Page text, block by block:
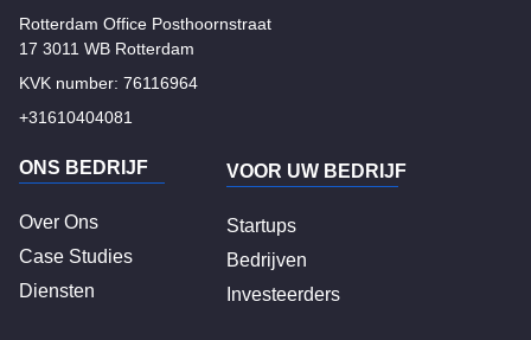
Rotterdam Office Posthoornstraat
17 3011 WB Rotterdam
KVK number: 76116964
+31610404081
ONS BEDRIJF
Over Ons
Case Studies
Diensten
VOOR UW BEDRIJF
Startups
Bedrijven
Investeerders